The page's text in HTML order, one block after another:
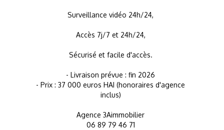
Surveillance vidéo 24h/24,
Accès 7j/7 et 24h/24,
Sécurisé et facile d'accès.
- Livraison prévue : fin 2026
- Prix : 37 000 euros HAI (honoraires d'agence
inclus)
Agence 3Aimmobilier
06 89 79 46 71